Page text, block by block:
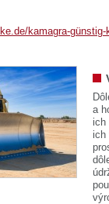
kamagra-
a
ich
ich